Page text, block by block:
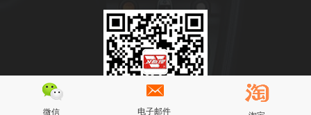
微信 电子邮件